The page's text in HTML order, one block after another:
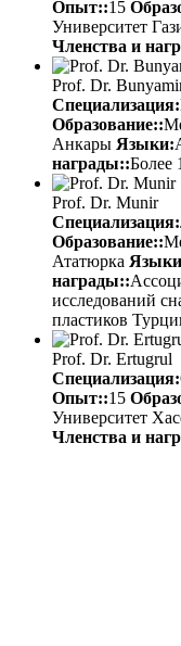
Опыт::15
Университет
Членства и
Prof. Dr.
Специализация:
Образование::
Анкары Языки:
награды::Более
Prof. Dr. Munir
Специализация:
Образование::
Ататюрка
награды::
исследований
пластиков
Prof. Dr. Ertugrul
Специализация:
Опыт::15
Университет
Членства и